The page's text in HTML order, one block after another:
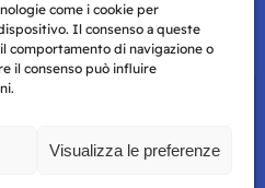
come i cookie per
Il consenso a queste
comportamento di navigazione o
il consenso può influire
Visualizza le preferenze